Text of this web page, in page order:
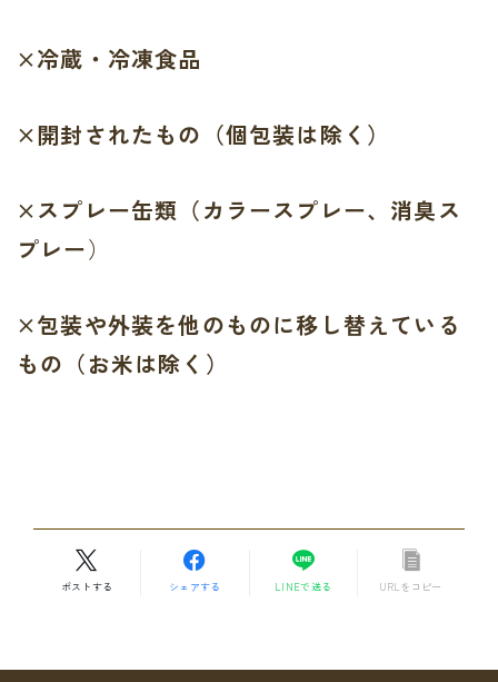
×冷蔵・冷凍食品
×開封されたもの（個包装は除く）
×スプレー缶類（カラースプレー、消臭ス
プレー）
×包装や外装を他のものに移し替えている
もの（お米は除く）
ポストする シェアする LINEで送る URLをコピー